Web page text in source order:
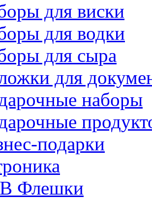
для виски
для водки
для сыра
для
наборы
подарки
Флешки